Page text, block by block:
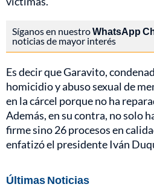
Síganos en nuestroWhatsApp
noticias de mayor interés
Es decir que Garavito,
homicidio y abuso sexual de
en la cárcel porque no ha
Además, en su contra, no solo
firme sino 26 procesos en
enfatizó el presidente Iván
Últimas Noticias